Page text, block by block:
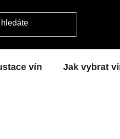
vín Jak vybrat